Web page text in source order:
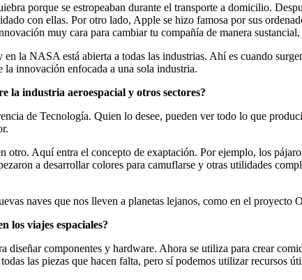
porque se estropeaban durante el transporte a domicilio.
con ellas. Por otro lado, Apple se hizo famosa por sus
muy cara para cambiar tu compañía de manera
la NASA está abierta a todas las industrias. Ahí es cuando
innovación enfocada a una sola industria.
la industria aeroespacial y otros sectores?
de Tecnología. Quien lo desee, pueden ver todo lo que
otro. Aquí entra el concepto de exaptación. Por ejemplo, los
a desarrollar colores para camuflarse y otras utilidades
los viajes espaciales?
diseñar componentes y hardware. Ahora se utiliza para crear
las piezas que hacen falta, pero sí podemos utilizar recursos